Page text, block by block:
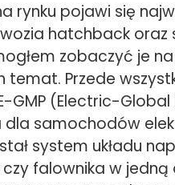
rynku pojawi się
hatchback oraz
zobaczyć je
Przede
(Electric-Global
samochodów
system układu
falownika w jedną